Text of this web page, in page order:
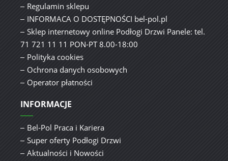
Regulamin sklepu
INFORMACA O DOSTĘPNOŚCI bel-pol.pl
Sklep internetowy online Podłogi Drzwi Panele: tel.
71 721 11 11 PON-PT 8.00-18:00
Polityka cookies
Ochrona danych osobowych
Operator płatności
INFORMACJE
Bel-Pol Praca i Kariera
Super oferty Podłogi Drzwi
Aktualności i Nowości